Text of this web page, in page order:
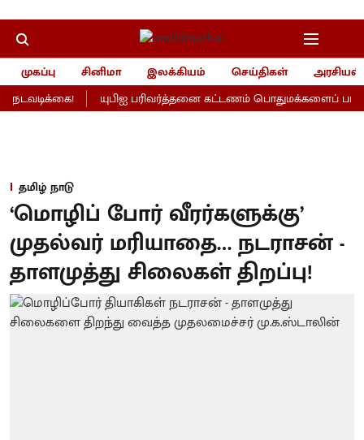
முகப்பு சினிமா இலக்கியம் செய்திகள்
அரசியல்
யுபிஐ பரிவர்த்தனை கட்டணம் பொதுமக்களைப்
தமிழ் நாடு
‘மொழிப் போர் வீரர்களுக்கு’
முதல்வர் மரியாதை… நடராசன் -
தாளமுத்து சிலைகள் திறப்பு!